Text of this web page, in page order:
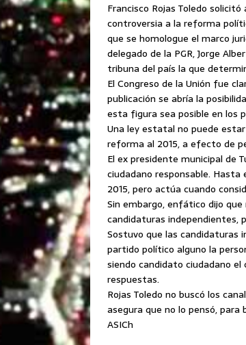
Francisco Rojas Toledo
controversia a la reforma
que se homologue el marco
delegado de la PGR, Jorge
tribuna del país la que
El Congreso de la Unión fue
publicación se abría la
esta figura sea posible en los
Una ley estatal no puede
reforma al 2015, a efecto de
El ex presidente municipal de
ciudadano responsable.
2015, pero actúa cuando
Sin embargo, enfático dijo
candidaturas independientes,
Sostuvo que las candidaturas
partido político alguno la
siendo candidato ciudadano
respuestas.
Rojas Toledo no buscó los
asegura que no lo pensó,
ASICh